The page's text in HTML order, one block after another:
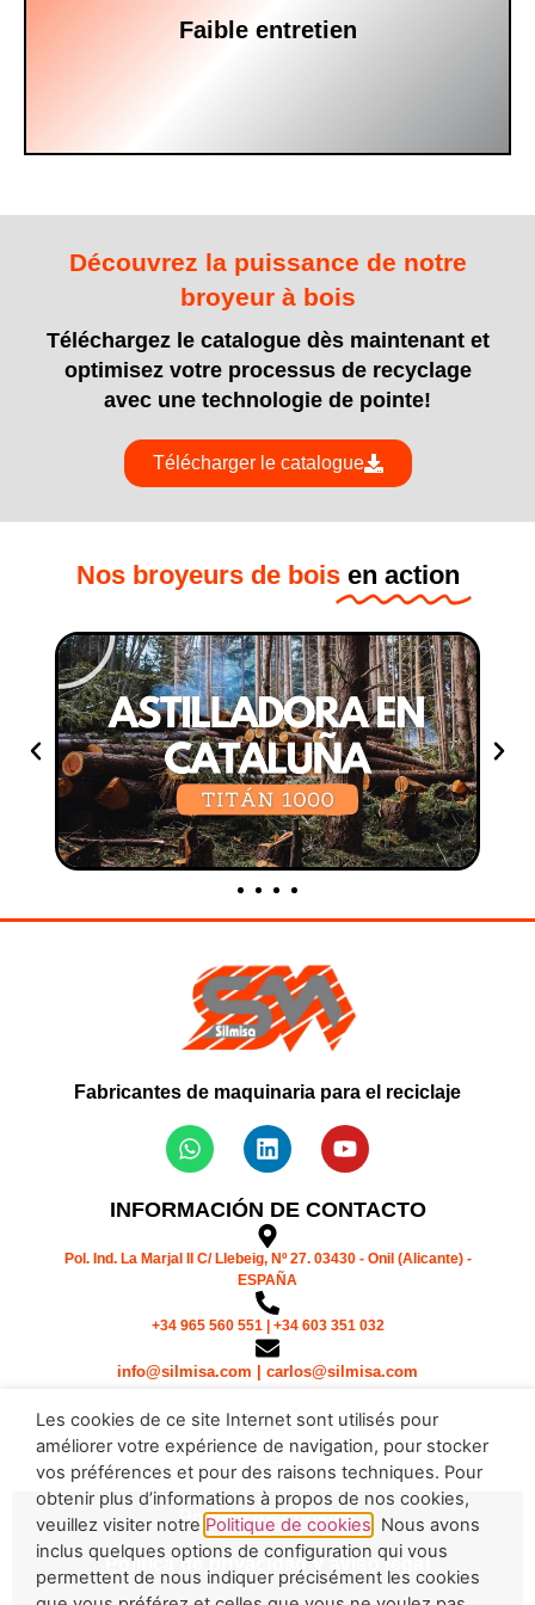
Faible entretien
Grâce à sa conception modulaire et à son accès
Découvrez la puissance de notre
broyeur à bois
Téléchargez le catalogue dès maintenant et
optimisez votre processus de recyclage
avec une technologie de pointe!
Télécharger le catalogue
Nos broyeurs de bois en action
Fabricantes de maquinaria para el reciclaje
INFORMACIÓN DE CONTACTO
Pol. Ind. La Marjal II C/ Llebeig, Nº 27. 03430 - Onil (Alicante) -
ESPAÑA
+34 965 560 551 | +34 603 351 032
info@silmisa.com | carlos@silmisa.com
MENÚ
Política de cookies
Política de privacidad y aviso legal
Les cookies de ce site Internet sont utilisés pour
améliorer votre expérience de navigation, pour stocker
vos préférences et pour des raisons techniques. Pour
obtenir plus d’informations à propos de nos cookies,
veuillez visiter notre Politique de cookies . Nous avons
inclus quelques options de configuration qui vous
permettent de nous indiquer précisément les cookies